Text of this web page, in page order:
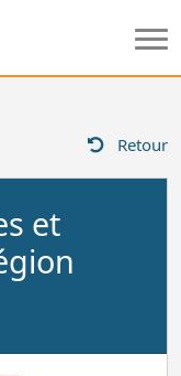
Retour
et